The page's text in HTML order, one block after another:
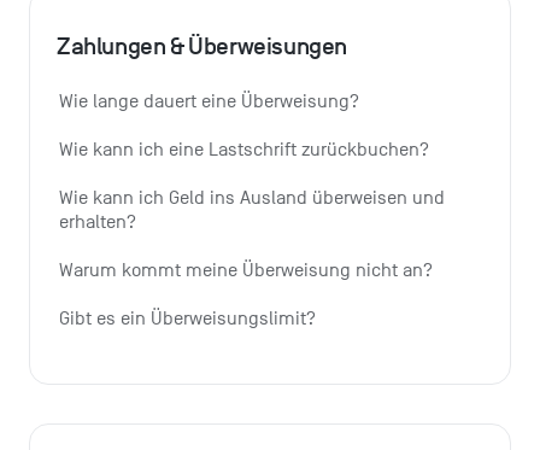
Zahlungen & Überweisungen
Wie lange dauert eine Überweisung?
Wie kann ich eine Lastschrift zurückbuchen?
Wie kann ich Geld ins Ausland überweisen und
erhalten?
Warum kommt meine Überweisung nicht an?
Gibt es ein Überweisungslimit?